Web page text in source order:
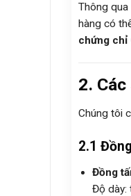
Thông
hàng có
chứng chỉ
2.
Chúng tôi
2.1
Đồng
Độ dày: